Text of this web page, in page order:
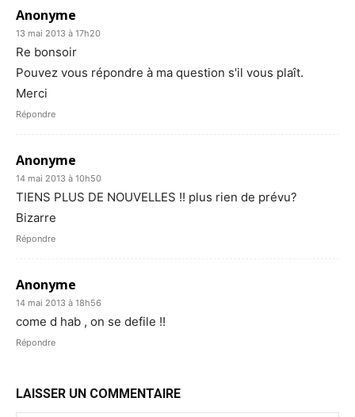
Anonyme
13 mai 2013 à 17h20
Re bonsoir
Pouvez vous répondre à ma question s'il vous plaît.
Merci
Répondre
Anonyme
14 mai 2013 à 10h50
TIENS PLUS DE NOUVELLES !! plus rien de prévu?
Bizarre
Répondre
Anonyme
14 mai 2013 à 18h56
come d hab , on se defile !!
Répondre
LAISSER UN COMMENTAIRE